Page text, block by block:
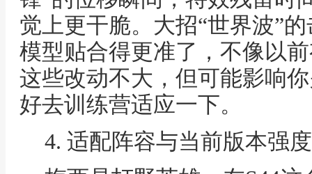
觉上更干脆。大招“世界波”
模型贴合得更准了，不像以
这些改动不大，但可能影响
好去训练营适应一下。
4. 适配阵容与当前版本强